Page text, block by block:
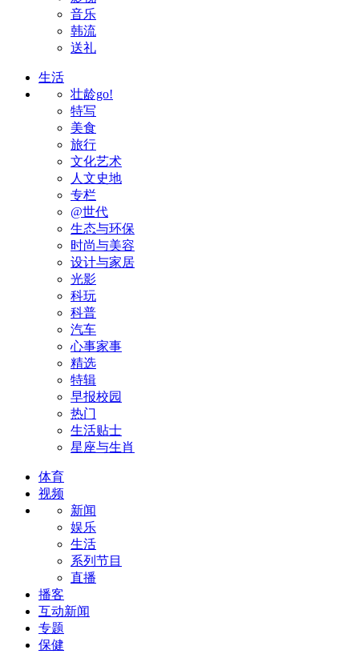
音乐
韩流
送礼
生活
壮龄go!
特写
美食
旅行
文化艺术
人文史地
专栏
@世代
生态与环保
时尚与美容
设计与家居
光影
科玩
科普
汽车
心事家事
精选
特辑
早报校园
热门
生活贴士
星座与生肖
体育
视频
新闻
娱乐
生活
系列节目
直播
播客
互动新闻
专题
保健